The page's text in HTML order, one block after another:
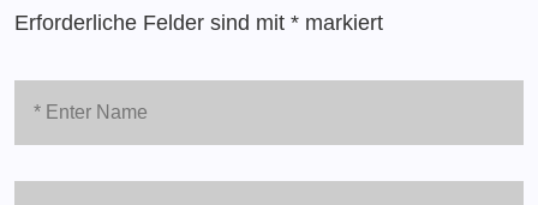
Erforderliche Felder sind mit * markiert